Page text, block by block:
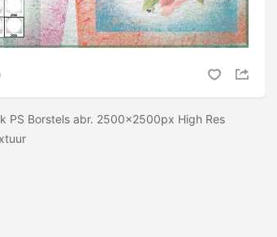
PS Borstels abr. 2500x2500px High Res